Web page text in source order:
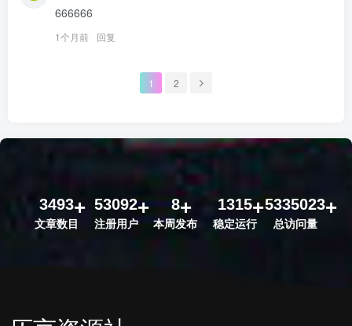
666666
1个月前 回复
1 2
3493
文章数目
53092
注册用户
8
本周发布
1315
稳定运行
5335023
总访问量